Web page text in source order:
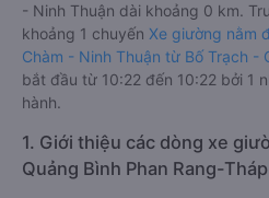
- Ninh Thuận dài khoảng 0 km.
khoảng 1 chuyến Xe giường nằm
Chàm - Ninh Thuận từ Bố Trạch -
bắt đầu từ 10:22 đến 10:22 bởi 1
hành.
1. Giới thiệu các dòng xe
Quảng Bình Phan Rang-